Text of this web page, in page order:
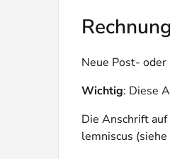
Neue Post- oder
Wichtig: Diese
Die Anschrift
lemniscus